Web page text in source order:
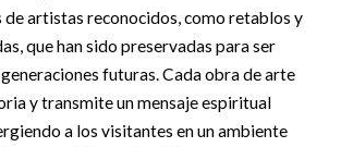
de artistas reconocidos, como retablos y
que han sido preservadas para ser
futuras. Cada obra de arte
y transmite un mensaje espiritual
a los visitantes en un ambiente